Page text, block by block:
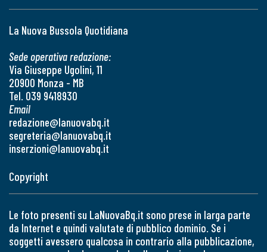
La Nuova Bussola Quotidiana
Sede operativa redazione:
Via Giuseppe Ugolini, 11
20900 Monza - MB
Tel. 039 9418930
Email
redazione@lanuovabq.it
segreteria@lanuovabq.it
inserzioni@lanuovabq.it
Copyright
Le foto presenti su LaNuovaBq.it sono prese in larga parte
da Internet e quindi valutate di pubblico dominio. Se i
soggetti avessero qualcosa in contrario alla pubblicazione,